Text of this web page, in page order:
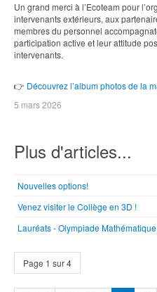
Un grand merci à l’Ecoteam pour
intervenants extérieurs, aux
membres du personnel
participation active et leur attitude
intervenants.
👉 Découvrez l’album photos de la
5 mars 2026
Plus d'articles...
Nouvelles options!
Venez visiter le Collège en 3D !
Lauréats - Olympiade
Page 1 sur 4